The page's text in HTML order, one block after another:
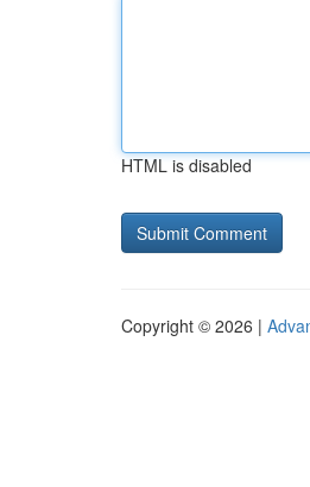
HTML is disabled
Copyright © 2026 |